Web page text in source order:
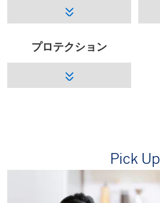
プロテクション
Pick Up